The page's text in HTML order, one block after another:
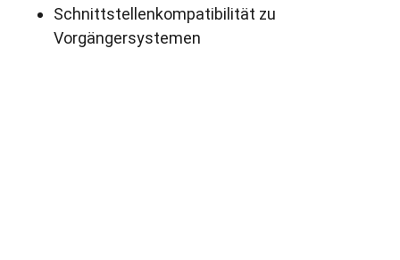
Schnittstellenkompatibilität zu
Vorgängersystemen